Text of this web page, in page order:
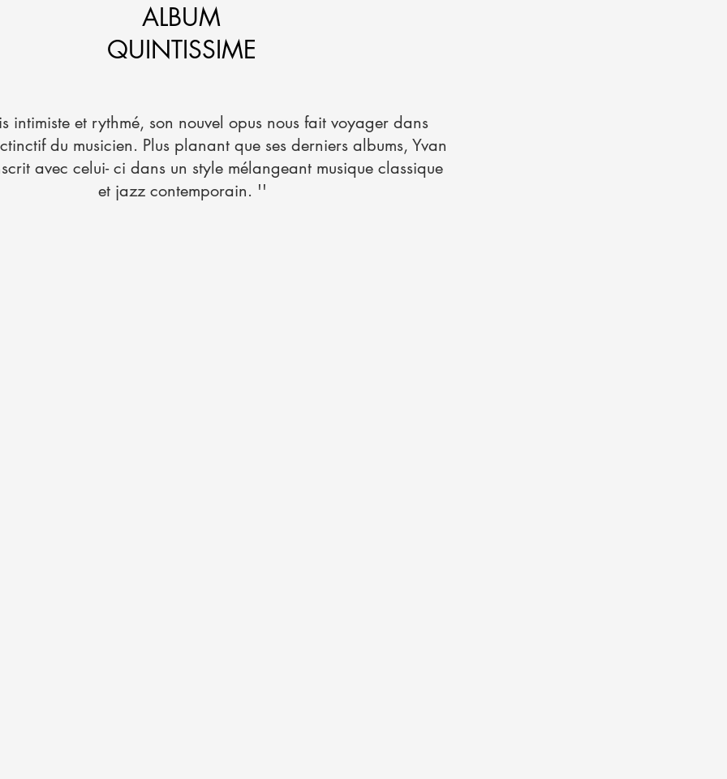
ALBUM
QUINTISSIME
intimiste et rythmé, son nouvel opus nous fait voyager dans
du musicien. Plus planant que ses derniers albums, Yvan
avec celui- ci dans un style mélangeant musique classique
et jazz contemporain. ''